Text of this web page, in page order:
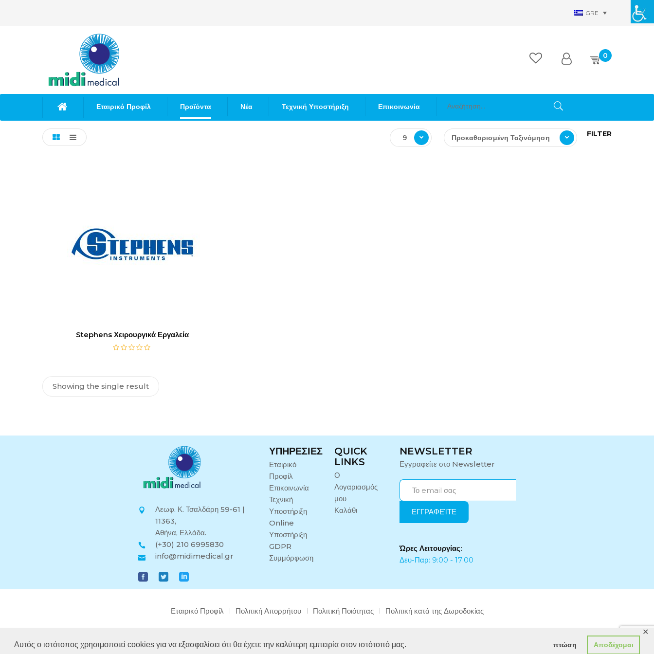
Αυτός ο ιστότοπος χρησιμοποιεί cookies για να εξασφαλίσει ότι θα έχετε την καλύτερη εμπειρία στον ιστότοπό μας. πτώση Αποδέχομαι
✕
GRE
0
Εταιρικό Προφίλ Προϊόντα Νέα Τεχνική Υποστήριξη Επικοινωνία
FILTER
Προκαθορισμένη Ταξινόμηση
9
Stephens Χειρουργικά Εργαλεία
Showing the single result
Λεωφ. Κ. Τσαλδάρη 59-61 |
11363,
Αθήνα, Ελλάδα.
(+30) 210 6995830
info@midimedical.gr
ΥΠΗΡΕΣΊΕΣ
Εταιρικό
Προφίλ
Επικοινωνία
Τεχνική
Υποστήριξη
Online
Υποστήριξη
GDPR
Συμμόρφωση
QUICK
LINKS
Ο
Λογαριασμός
μου
Καλάθι
NEWSLETTER
Εγγραφείτε στο Newsletter
Ώρες Λειτουργίας:
Δευ-Παρ: 9:00 - 17:00
Εταιρικό Προφίλ Πολιτική Απορρήτου Πολιτική Ποιότητας Πολιτική κατά της Δωροδοκίας